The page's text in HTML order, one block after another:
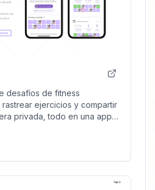
desafíos de fitness
ejercicios y compartir
privada, todo en una app